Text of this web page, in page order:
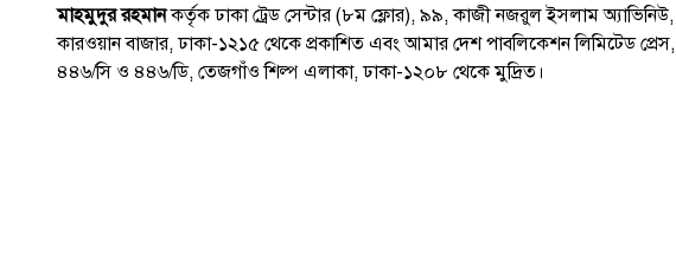
মাহমুদুর রহমানকর্তৃক ঢাকা ট্রেড সেন্টার (৮ম ফ্লোর), ৯৯, কাজী নজরুল ইসলাম অ্যাভিনিউ,
কারওয়ান বাজার, ঢাকা-১২১৫ থেকে প্রকাশিত এবং আমার দেশ পাবলিকেশন লিমিটেড প্রেস,
৪৪৬/সি ও ৪৪৬/ডি, তেজগাঁও শিল্প এলাকা, ঢাকা-১২০৮ থেকে মুদ্রিত।